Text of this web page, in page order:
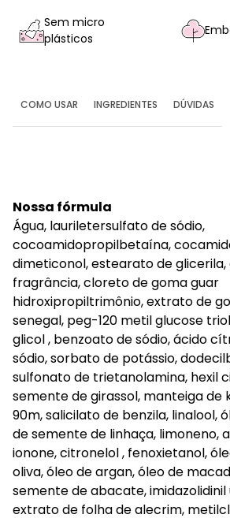
Sem micro
plásticos
COMO USAR INGREDIENTES DÚVIDAS
Nossa fórmula
Água, lauriletersulfato de sódio,
cocoamidopropilbetaína,
dimeticonol, estearato de
fragrância, cloreto de goma guar
hidroxipropiltrimônio, extrato de
senegal, peg-120 metil glucose
glicol , benzoato de sódio, ácido
sódio, sorbato de potássio,
sulfonato de trietanolamina, hexil
semente de girassol, manteiga de
90m, salicilato de benzila, linalool,
de semente de linhaça, limoneno,
ionone, citronelol , fenoxietanol,
oliva, óleo de argan, óleo de
semente de abacate, imidazolidinil
extrato de folha de alecrim,